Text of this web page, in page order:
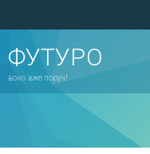
ФУТУРО
воно вже поруч!